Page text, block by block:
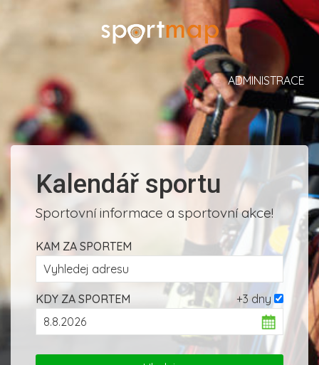
ADMINISTRACE
Kalendář sportu
Sportovní informace a sportovní akce!
KAM ZA SPORTEM
+3 dny
KDY ZA SPORTEM